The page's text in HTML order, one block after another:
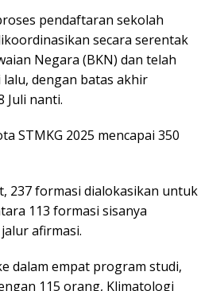
pendaftaran sekolah
secara serentak
Negara (BKN) dan telah
lalu, dengan batas akhir
Juli nanti.
STMKG 2025 mencapai 350
237 formasi dialokasikan untuk
113 formasi sisanya
afirmasi.
dalam empat program studi,
115 orang, Klimatologi